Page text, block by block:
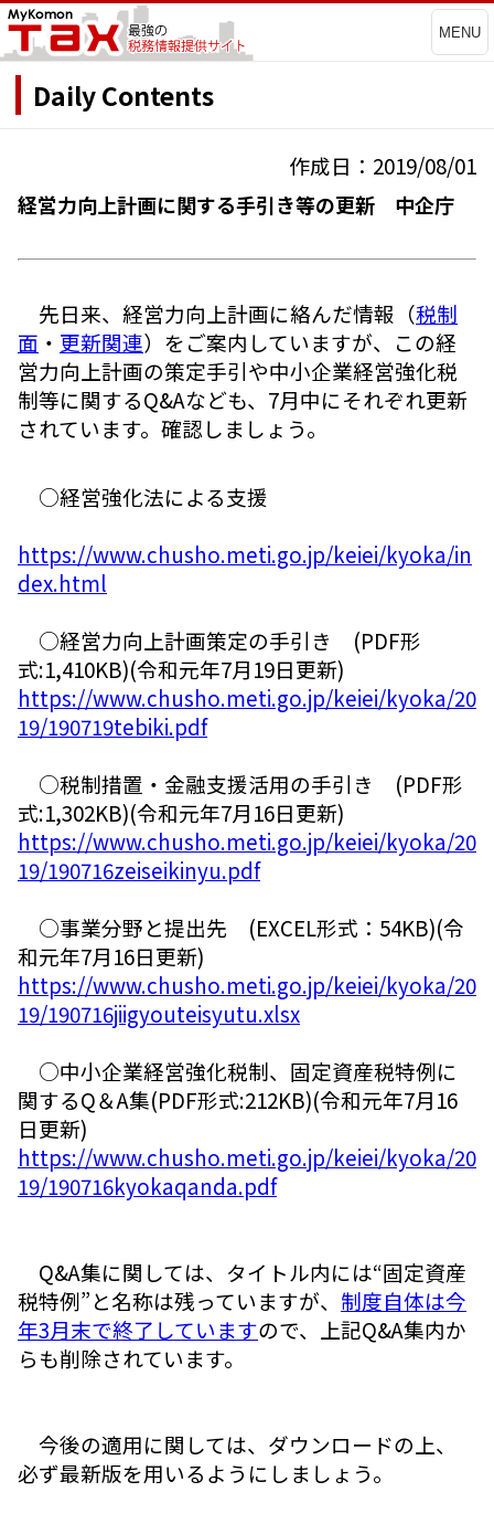
MENU
Daily Contents
作成日：2019/08/01
経営力向上計画に関する手引き等の更新 中企庁
先日来、経営力向上計画に絡んだ情報（税制
面 ・ 更新関連）をご案内していますが、この経
営力向上計画の策定手引や中小企業経営強化税
制等に関するQ&Aなども、7月中にそれぞれ更新
されています。確認しましょう。
○経営強化法による支援
https://www.chusho.meti.go.jp/keiei/kyoka/in
dex.html
○経営力向上計画策定の手引き (PDF形
式:1,410KB)(令和元年7月19日更新)
https://www.chusho.meti.go.jp/keiei/kyoka/20
19/190719tebiki.pdf
○税制措置・金融支援活用の手引き (PDF形
式:1,302KB)(令和元年7月16日更新)
https://www.chusho.meti.go.jp/keiei/kyoka/20
19/190716zeiseikinyu.pdf
○事業分野と提出先 (EXCEL形式：54KB)(令
和元年7月16日更新)
https://www.chusho.meti.go.jp/keiei/kyoka/20
19/190716jiigyouteisyutu.xlsx
○中小企業経営強化税制、固定資産税特例に
関するQ＆A集(PDF形式:212KB)(令和元年7月16
日更新)
https://www.chusho.meti.go.jp/keiei/kyoka/20
19/190716kyokaqanda.pdf
Q&A集に関しては、タイトル内には“固定資産
税特例”と名称は残っていますが、 制度自体は今
年3月末で終了していますので、上記Q&A集内か
らも削除されています。
今後の適用に関しては、ダウンロードの上、
必ず最新版を用いるようにしましょう。